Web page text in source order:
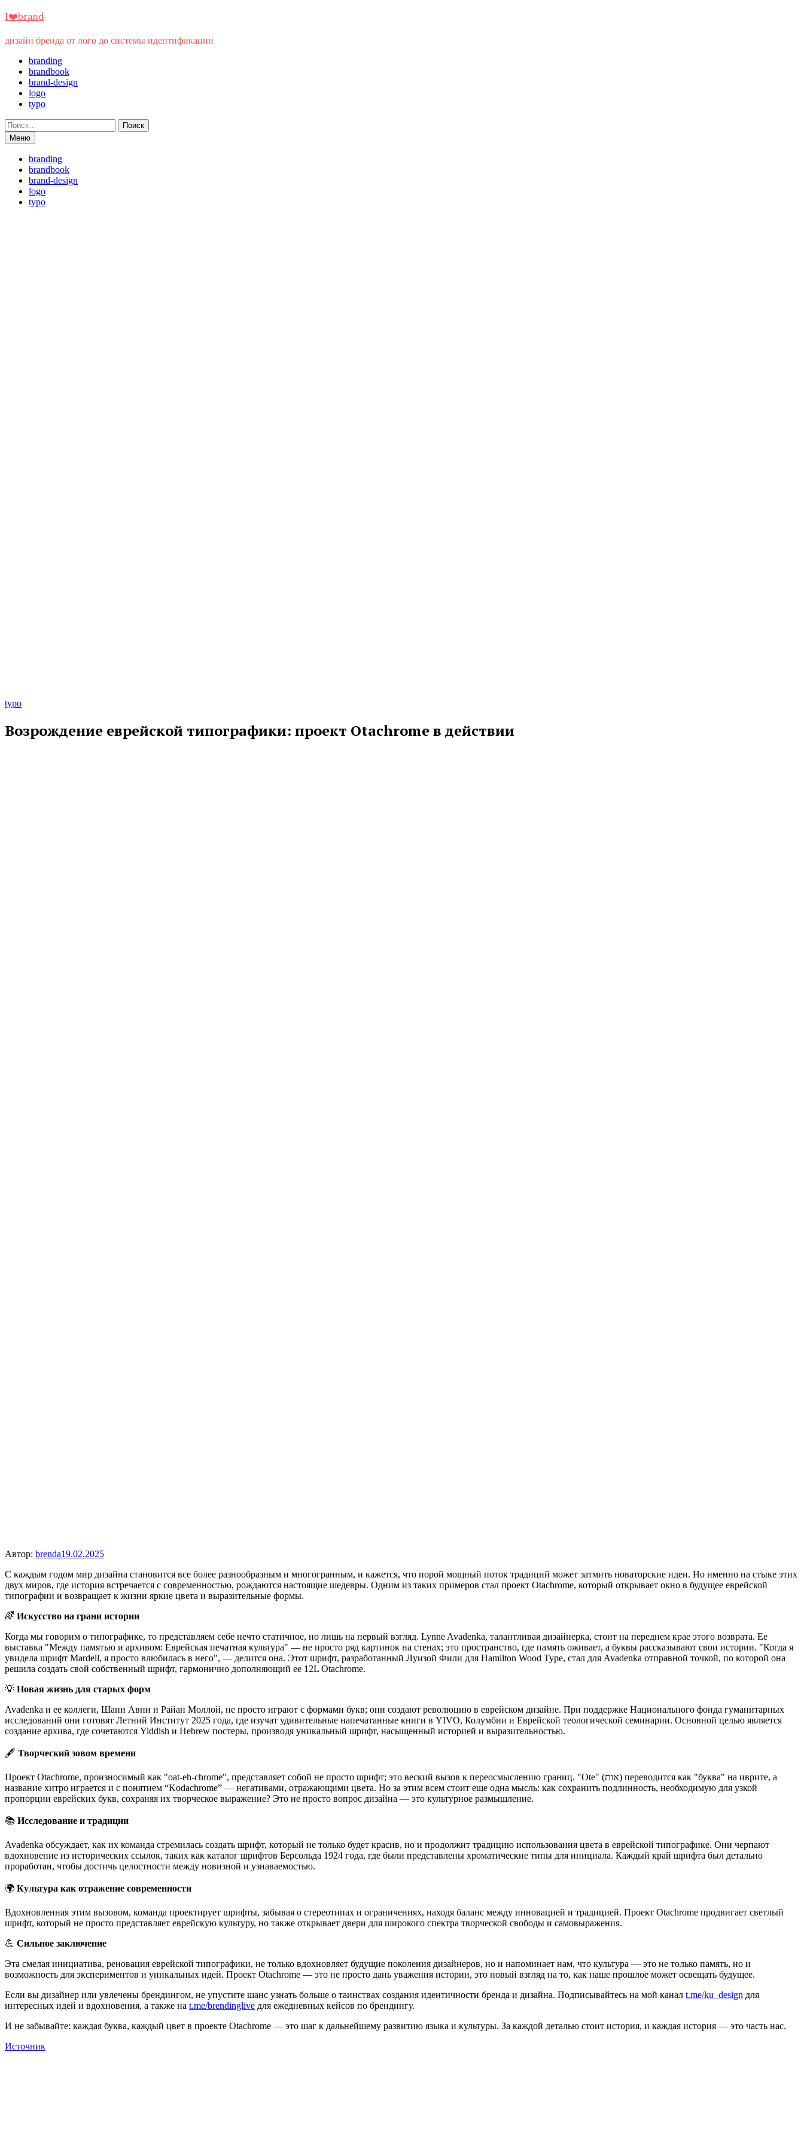
Перейти
содержимому
I❤️brand
дизайн бренда от лого до системы идентификации
branding
brandbook
brand-design
logo
typo
Найти:
Меню
branding
brandbook
brand-design
logo
typo
typo
Возрождение еврейской типографики: проект Otachrome в действии
Автор: brenda19.02.2025
С каждым годом мир дизайна становится все более разнообразным и многогранным, и кажется, что порой мощный поток традиций может затмить новаторские идеи. Но именно на стыке этих
двух миров, где история встречается с современностью, рождаются настоящие шедевры. Одним из таких примеров стал проект Otachrome, который открывает окно в будущее еврейской
типографии и возвращает к жизни яркие цвета и выразительные формы.
🌈 Искусство на грани истории
Когда мы говорим о типографике, то представляем себе нечто статичное, но лишь на первый взгляд. Lynne Avadenka, талантливая дизайнерка, стоит на переднем крае этого возврата. Ее
выставка "Между памятью и архивом: Еврейская печатная культура" — не просто ряд картинок на стенах; это пространство, где память оживает, а буквы рассказывают свои истории. "Когда я
увидела шрифт Mardell, я просто влюбилась в него", — делится она. Этот шрифт, разработанный Луизой Фили для Hamilton Wood Type, стал для Avadenka отправной точкой, по которой она
решила создать свой собственный шрифт, гармонично дополняющий ее 12L Otachrome.
💡 Новая жизнь для старых форм
Avadenka и ее коллеги, Шани Авни и Райан Моллой, не просто играют с формами букв; они создают революцию в еврейском дизайне. При поддержке Национального фонда гуманитарных
исследований они готовят Летний Институт 2025 года, где изучат удивительные напечатанные книги в YIVO, Колумбии и Еврейской теологической семинарии. Основной целью является
создание архива, где сочетаются Yiddish и Hebrew постеры, производя уникальный шрифт, насыщенный историей и выразительностью.
🖋️ Творческий зовом времени
Проект Otachrome, произносимый как "oat-eh-chrome", представляет собой не просто шрифт; это веский вызов к переосмыслению границ. "Ote" (אות) переводится как "буква" на иврите, а
название хитро играется и с понятием “Kodachrome” — негативами, отражающими цвета. Но за этим всем стоит еще одна мысль: как сохранить подлинность, необходимую для узкой
пропорции еврейских букв, сохраняя их творческое выражение? Это не просто вопрос дизайна — это культурное размышление.
📚 Исследование и традиции
Avadenka обсуждает, как их команда стремилась создать шрифт, который не только будет красив, но и продолжит традицию использования цвета в еврейской типографике. Они черпают
вдохновение из исторических ссылок, таких как каталог шрифтов Берсольда 1924 года, где были представлены хроматические типы для инициала. Каждый край шрифта был детально
проработан, чтобы достичь целостности между новизной и узнаваемостью.
🌍 Культура как отражение современности
Вдохновленная этим вызовом, команда проектирует шрифты, забывая о стереотипах и ограничениях, находя баланс между инновацией и традицией. Проект Otachrome продвигает светлый
шрифт, который не просто представляет еврейскую культуру, но также открывает двери для широкого спектра творческой свободы и самовыражения.
💪 Сильное заключение
Эта смелая инициатива, реновация еврейской типографики, не только вдохновляет будущие поколения дизайнеров, но и напоминает нам, что культура — это не только память, но и
возможность для экспериментов и уникальных идей. Проект Otachrome — это не просто дань уважения истории, это новый взгляд на то, как наше прошлое может освещать будущее.
Если вы дизайнер или увлечены брендингом, не упустите шанс узнать больше о таинствах создания идентичности бренда и дизайна. Подписывайтесь на мой канал t.me/ku_design для
интересных идей и вдохновения, а также на t.me/brendinglive для ежедневных кейсов по брендингу.
И не забывайте: каждая буква, каждый цвет в проекте Otachrome — это шаг к дальнейшему развитию языка и культуры. За каждой деталью стоит история, и каждая история — это часть нас.
Источник